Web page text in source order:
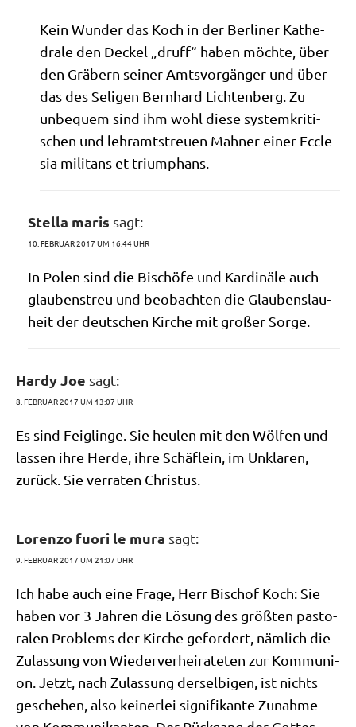
Kein Wun­der das Koch in der Ber­li­ner Kathe­
dra­le den Deckel „druff“ haben möch­te, über
den Grä­bern sei­ner Amts­vor­gän­ger und über
das des Seli­gen Bern­hard Lich­ten­berg. Zu
unbe­quem sind ihm wohl die­se system­kri­ti­
schen und lehr­amtstreu­en Mah­ner einer Eccle­
sia mili­tans et triumphans.
Stella maris sagt:
10. FEBRUAR 2017 UM 16:44 UHR
In Polen sind die Bischö­fe und Kar­di­nä­le auch
glau­bens­treu und beob­ach­ten die Glau­bens­lau­
heit der deut­schen Kir­che mit gro­ßer Sorge.
Hardy Joe sagt:
8. FEBRUAR 2017 UM 13:07 UHR
Es sind Feig­lin­ge. Sie heu­len mit den Wöl­fen und
las­sen ihre Her­de, ihre Schäf­lein, im Unkla­ren,
zurück. Sie ver­ra­ten Christus.
Lorenzo fuori le mura sagt:
9. FEBRUAR 2017 UM 21:07 UHR
Ich habe auch eine Fra­ge, Herr Bischof Koch: Sie
haben vor 3 Jah­ren die Lösung des größ­ten pasto­
ra­len Pro­blems der Kir­che gefor­dert, näm­lich die
Zulas­sung von Wie­der­ver­hei­ra­te­ten zur Kom­mu­ni­
on. Jetzt, nach Zulas­sung der­sel­bi­gen, ist nichts
gesche­hen, also kei­ner­lei signi­fi­kan­te Zunah­me